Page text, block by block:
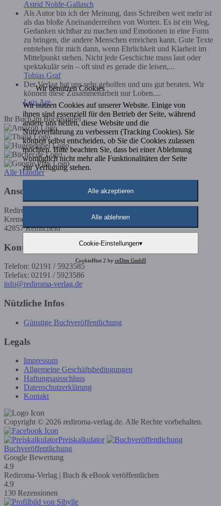
Astrid Nolde-Gallasch
Als Autor bin ich der Meinung, dass Schreiben weit mehr ist
als das bloße Aneinanderreihen von Worten. Es ist ein Weg,
Gedanken sichtbar zu machen und Emotionen in eine Form
zu bringen, die andere Menschen erreichen kann. Gute Texte
entstehen für mich dann, wenn Ehrlichkeit und Klarheit im
Mittelpunkt stehen. Nicht jede Geschichte muss laut oder
spektakulär sein – oft sind es gerade die leisen,...
Tobias Graf
Der Verlag hat uns sehr geholfen und uns gut beraten. Wir
können diese Zusammenarbeit nur Loben....
Luis Are
Ihr Buch im Buchhandel
Alle Händler
Anschrift
Rediroma-Verlag
Kremenholler Str. 53
42857 Remscheid
Kontakt
Telefon: 02191 / 5923585
Telefax: 02191 / 5923586
info@rediroma-verlag.de
Nützliche Infos
Günstige Buchveröffentlichung
Legals
Impressum
Allgemeine Geschäftsbedingungen
Haftungsausschluss
Datenschutzerklärung
Kontakt
Copyright © 2026 rediroma-verlag.de. Alle Rechte vorbehalten.
Preiskalkulator
Buchveröffentlichung
Google Bewertung
4.9
Rediroma-Verlag | Buch & eBook veröffentlichen
4.9
130 Rezensionen
Wir benutzen Cookies
Wir nutzen Cookies auf unserer Website. Einige von
ihnen sind essenziell für den Betrieb der Seite, während
andere uns helfen, diese Website und die
Nutzererfahrung zu verbessern (Tracking Cookies). Sie
können selbst entscheiden, ob Sie die Cookies zulassen
möchten. Bitte beachten Sie, dass bei einer Ablehnung
womöglich nicht mehr alle Funktionalitäten der Seite
zur Verfügung stehen.
Alle akzeptieren
Alle ablehnen
Cookie-Einstellungen▾
CookieHint 2 by reDim GmbH